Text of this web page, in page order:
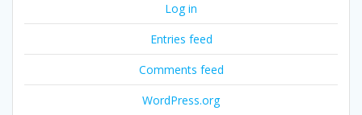
Log in
Entries feed
Comments feed
WordPress.org